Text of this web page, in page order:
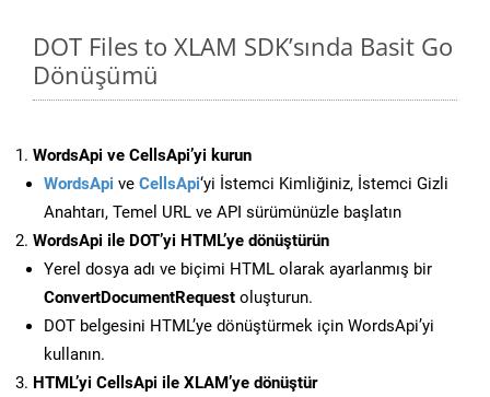
DOT Files to XLAM SDK’sında Basit Go
Dönüşümü
WordsApi ve CellsApi’yi kurun
WordsApi ve CellsApi‘yi İstemci Kimliğiniz, İstemci Gizli
Anahtarı, Temel URL ve API sürümünüzle başlatın
WordsApi ile DOT’yi HTML’ye dönüştürün
Yerel dosya adı ve biçimi HTML olarak ayarlanmış bir
ConvertDocumentRequest oluşturun.
DOT belgesini HTML’ye dönüştürmek için WordsApi’yi
kullanın.
HTML’yi CellsApi ile XLAM’ye dönüştür